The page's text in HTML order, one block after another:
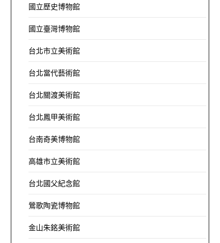
國立歷史博物館
國立臺灣博物館
台北市立美術館
台北當代藝術館
台北關渡美術館
台北鳳甲美術館
台南奇美博物館
高雄市立美術館
台北國父紀念館
鶯歌陶瓷博物館
金山朱銘美術館